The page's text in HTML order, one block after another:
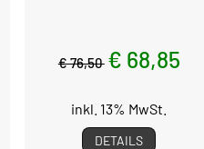
€ 76,50 € 68,85
inkl. 13% MwSt.
DETAILS